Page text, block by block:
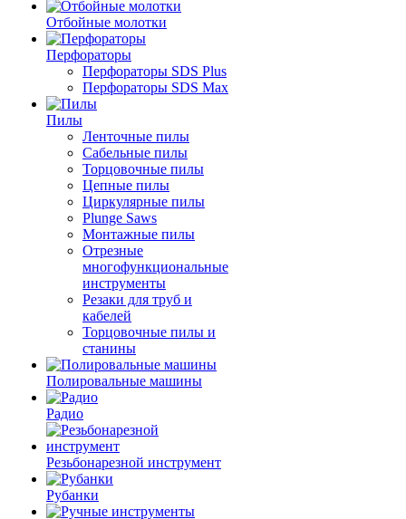
Отбойные молотки
Перфораторы
Перфораторы SDS Plus
Перфораторы SDS Max
Пилы
Ленточные пилы
Сабельные пилы
Торцовочные пилы
Цепные пилы
Циркулярные пилы
Plunge Saws
Монтажные пилы
Отрезные
многофункциональные
инструменты
Резаки для труб и
кабелей
Торцовочные пилы и
станины
Полировальные машины
Радио
Резьбонарезной инструмент
Рубанки